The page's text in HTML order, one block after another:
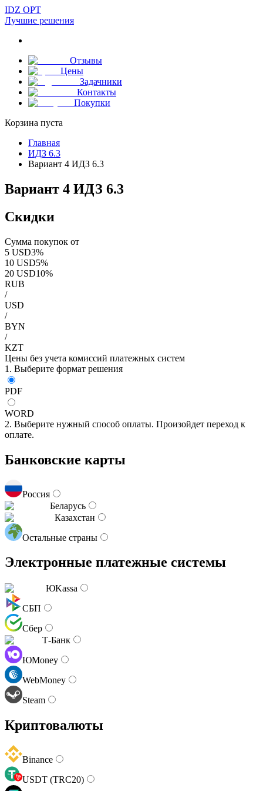
IDZ OPT
Лучшие решения
Отзывы
Цены
Задачники
Контакты
Покупки
Корзина пуста
Главная
ИДЗ 6.3
Вариант 4 ИДЗ 6.3
Вариант 4 ИДЗ 6.3
Скидки
Сумма покупок от
5 USD3%
10 USD5%
20 USD10%
RUB
/
USD
/
BYN
/
KZT
Цены без учета комиссий платежных систем
1. Выберите формат решения
PDF
WORD
2. Выберите нужный способ оплаты. Произойдет переход к
оплате.
Банковские карты
Россия
Беларусь
Казахстан
Остальные страны
Электронные платежные системы
ЮKassa
СБП
Сбер
Т-Банк
ЮMoney
WebMoney
Steam
Криптовалюты
Binance
USDT (TRC20)